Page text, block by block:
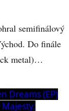
semifinálový
Do finále
metal)…
Dreams (EP)